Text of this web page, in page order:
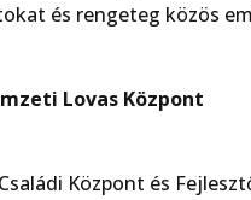
és rengeteg közös
Lovas Központ
Központ és